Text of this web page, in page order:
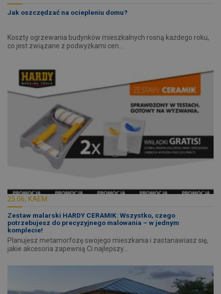
Jak oszczędzać na ociepleniu domu?
Koszty ogrzewania budynków mieszkalnych rosną każdego roku,
co jest związane z podwyżkami cen…
25.06, KAEM
Zestaw malarski HARDY CERAMIK: Wszystko, czego
potrzebujesz do precyzyjnego malowania – w jednym
komplecie!
Planujesz metamorfozę swojego mieszkania i zastanawiasz się,
jakie akcesoria zapewnią Ci najlepszy…